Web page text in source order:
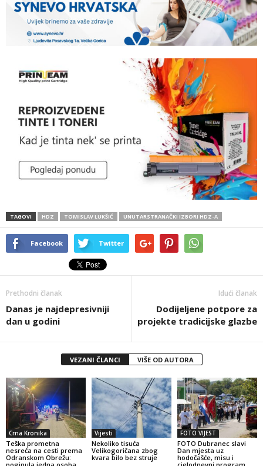
TAGOVI HDZ TOMISLAV LUKŠIĆ UNUTARSTRANAČKI IZBORI HDZ-A
Facebook Twitter
Prethodni članak
Danas je najdepresivniji
dan u godini
Idući članak
Dodijeljene potpore za
projekte tradicijske glazbe
VEZANI ČLANCI VIŠE OD AUTORA
Crna Kronika
Teška prometna
nesreća na cesti prema
Odranskom Obrežu:
Vijesti
Nekoliko tisuća
Velikogoričana zbog
kvara bilo bez struje
FOTO VIJEST
FOTO Dubranec slavi
Dan mjesta uz
hodočašće, misu i